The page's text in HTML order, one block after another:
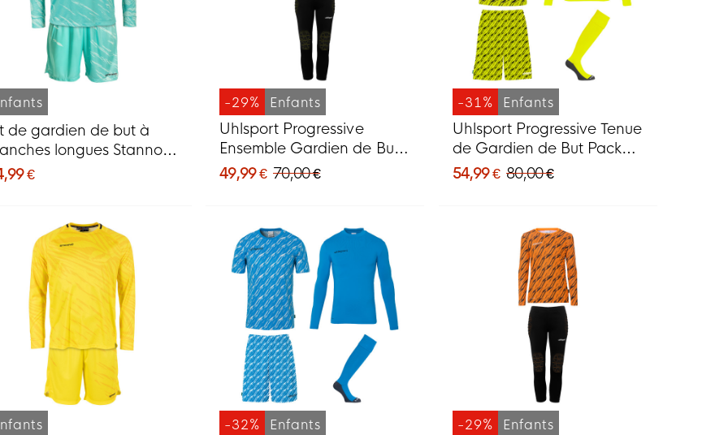
de gardien de but à
longues Stanno
pour enfants, bleu
€
-29% Enfants
Uhlsport Progressive
Ensemble Gardien de But
Manches Longues Enfants
Jaune Noir
49,99 € 70,00 €
-31% Enfants
Uhlsport Progressive Tenue
de Gardien de But Pack
Enfants Jaune Vif
54,99 € 80,00 €
-32% Enfants -29% Enfants